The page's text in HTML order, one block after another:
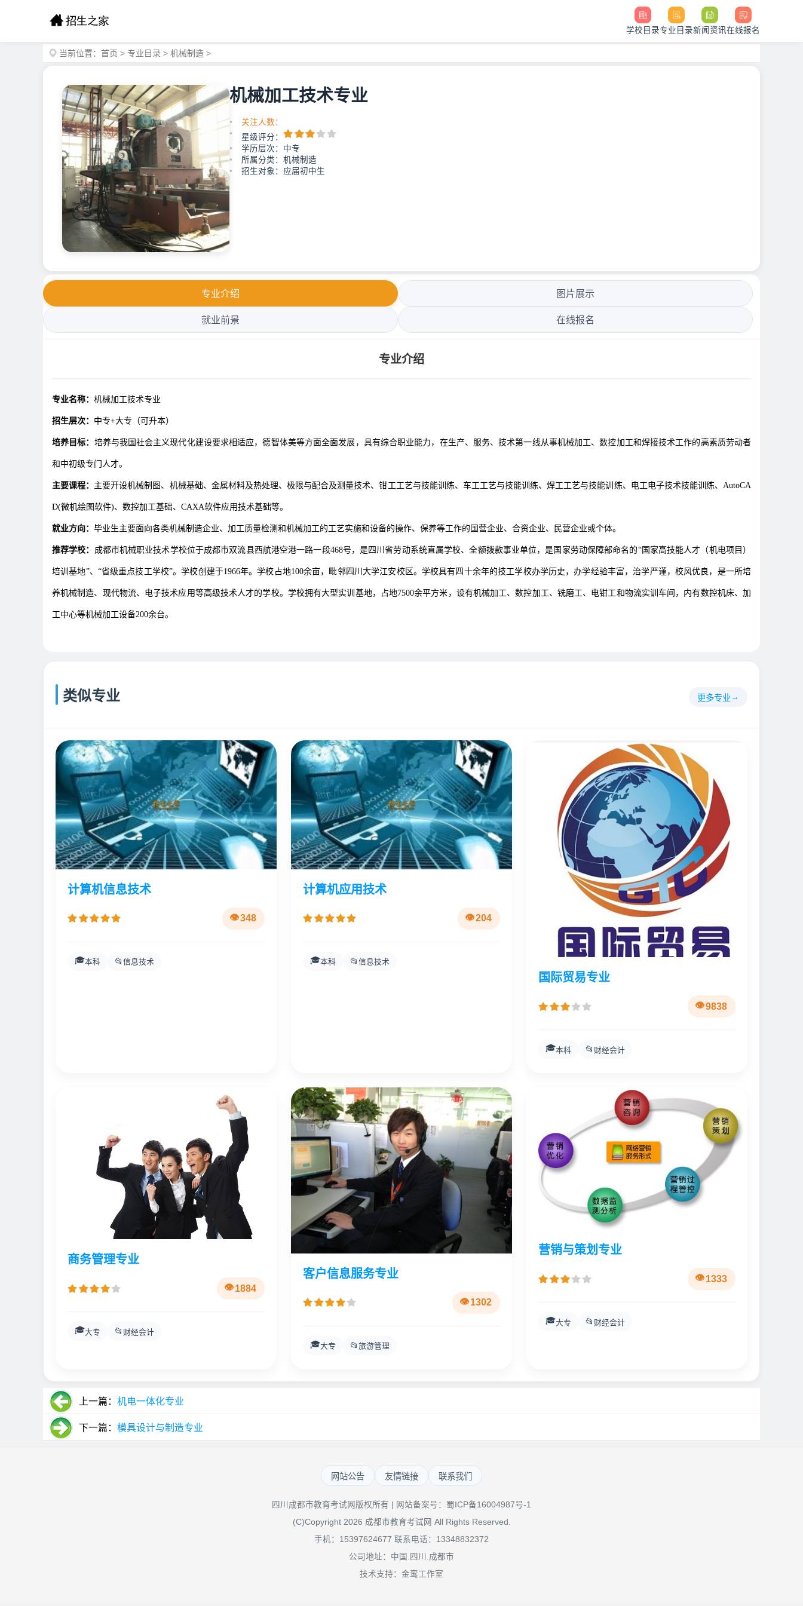
学校目录专业目录新闻资讯在线报名
当前位置： 首页 > 专业目录 > 机械制造 >
机械加工技术专业
关注人数：
星级评分：
学历层次：中专
所属分类：机械制造
招生对象：应届初中生
专业介绍 图片展示
就业前景 在线报名
专业介绍
专业名称： 机械加工技术专业
招生层次： 中专+大专（可升本）
培养目标： 培养与我国社会主义现代化建设要求相适应，德智体美等方面全面发展，具有综合职业能力，在生产、服务、技术第一线从事机械加工、数控加工和焊接技术工作的高素质劳动者
和中初级专门人才。
主要课程： 主要开设机械制图、机械基础、金属材料及热处理、极限与配合及测量技术、钳工工艺与技能训练、车工工艺与技能训练、焊工工艺与技能训练、电工电子技术技能训练、AutoCA
D(微机绘图软件)、数控加工基础、CAXA软件应用技术基础等。
就业方向： 毕业生主要面向各类机械制造企业、加工质量检测和机械加工的工艺实施和设备的操作、保养等工作的国营企业、合资企业、民营企业或个体。
推荐学校： 成都市机械职业技术学校位于成都市双流县西航港空港一路一段468号，是四川省劳动系统直属学校、全额拨款事业单位，是国家劳动保障部命名的“国家高技能人才（机电项目）
培训基地”、“省级重点技工学校”。学校创建于1966年。学校占地100余亩，毗邻四川大学江安校区。学校具有四十余年的技工学校办学历史，办学经验丰富，治学严谨，校风优良，是一所培
养机械制造、现代物流、电子技术应用等高级技术人才的学校。学校拥有大型实训基地，占地7500余平方米，设有机械加工、数控加工、铣磨工、电钳工和物流实训车间，内有数控机床、加
工中心等机械加工设备200余台。
类似专业 更多专业
计算机信息技术
348
🎓本科 📂 信息技术
计算机应用技术
204
🎓本科 📂 信息技术
国际贸易专业
9838
🎓本科 📂 财经会计
商务管理专业
1884
🎓大专 📂 财经会计
客户信息服务专业
1302
🎓大专 📂 旅游管理
营销与策划专业
1333
🎓大专 📂 财经会计
上一篇： 机电一体化专业
下一篇： 模具设计与制造专业
网站公告 友情链接 联系我们
四川成都市教育考试网版权所有 | 网站备案号： 蜀ICP备16004987号-1
(C)Copyright 2026 成都市教育考试网 All Rights Reserved.
手机：15397624677 联系电话：13348832372
公司地址：中国.四川.成都市
技术支持：金鸾工作室